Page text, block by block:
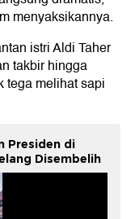
menyaksikannya.
istri Aldi Taher
takbir hingga
tega melihat sapi
Presiden di
Disembelih